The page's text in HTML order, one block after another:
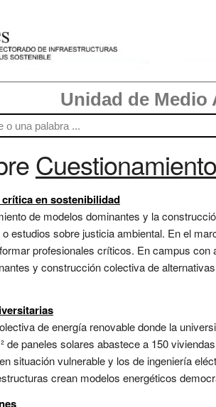
Unidad de Medio
en sostenibilidad
de modelos dominantes y la
estudios sobre justicia ambiental. En el
profesionales críticos. En campus
y construcción colectiva de
de energía renovable donde la
de paneles solares abastece a 150
situación vulnerable y los de ingeniería
crean modelos energéticos